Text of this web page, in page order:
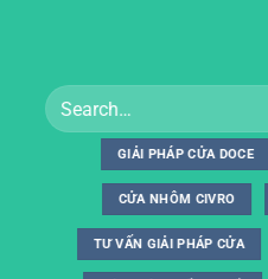
GIẢI PHÁP CỬA DOCE
CỬA NHÔM CIVRO
TƯ VẤN GIẢI PHÁP CỬA